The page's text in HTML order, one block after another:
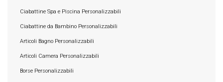
Ciabattine Spa e Piscina Personalizzabili
Ciabattine da Bambino Personalizzabili
Articoli Bagno Personalizzabili
Articoli Camera Personalizzabili
Borse Personalizzabili